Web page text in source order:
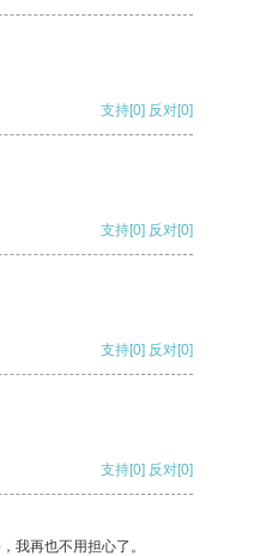
支持[0] 反对[0]
支持[0] 反对[0]
支持[0] 反对[0]
支持[0] 反对[0]
我再也不用担心了。